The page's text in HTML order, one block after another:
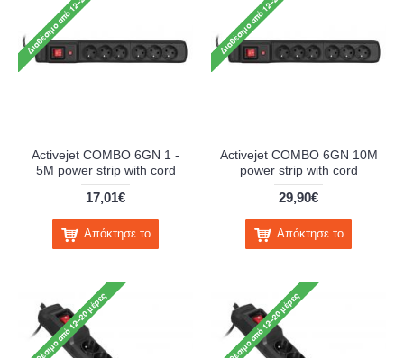
Activejet COMBO 6GN 1 -
5M power strip with cord
17,01€
Απόκτησε το
Activejet COMBO 6GN 10M
power strip with cord
29,90€
Απόκτησε το